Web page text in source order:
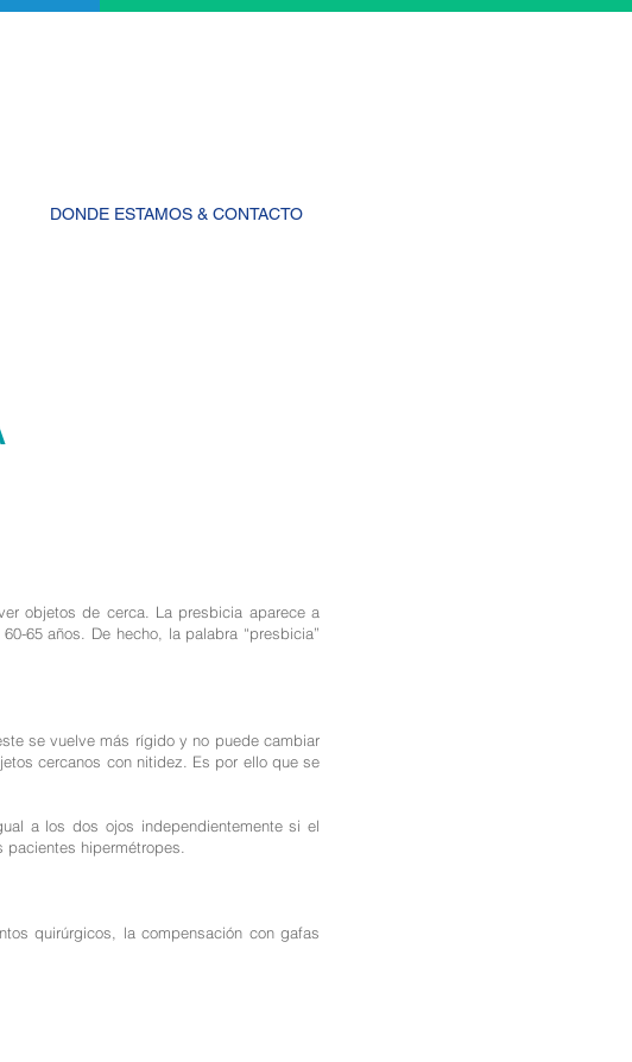
DONDE ESTAMOS & CONTACTO
objetos de cerca. La presbicia aparece a
65 años. De hecho, la palabra “presbicia”
se vuelve más rígido y no puede cambiar
cercanos con nitidez. Es por ello que se
a los dos ojos independientemente si el
hipermétropes.
quirúrgicos, la compensación con gafas